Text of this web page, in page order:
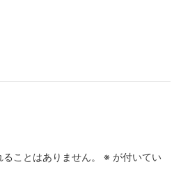
ことはありません。 ※ が付いてい